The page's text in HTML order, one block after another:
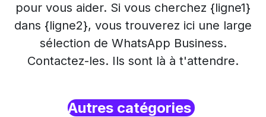
pour vous aider. Si vous cherchez {ligne1}
dans {ligne2}, vous trouverez ici une large
sélection de WhatsApp Business.
Contactez-les. Ils sont là à t'attendre.
Autres catégories